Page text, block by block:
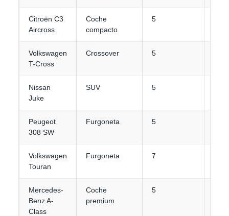
Citroën C3
Aircross
Coche
compacto
5
Volkswagen
T-Cross
Crossover 5
Nissan
Juke
SUV 5
Peugeot
308 SW
Furgoneta 5
Volkswagen
Touran
Furgoneta 7
Mercedes-
Benz A-
Class
Coche
premium
5